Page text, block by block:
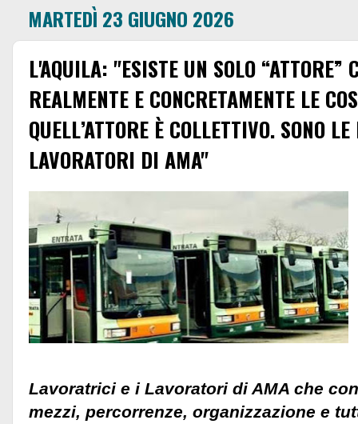
MARTEDÌ 23 GIUGNO 2026
L'AQUILA: "ESISTE UN SOLO “ATTORE”
REALMENTE E CONCRETAMENTE LE
QUELL’ATTORE È COLLETTIVO. SONO
LAVORATORI DI AMA"
Lavoratrici e i Lavoratori di AMA che
mezzi, percorrenze, organizzazione e